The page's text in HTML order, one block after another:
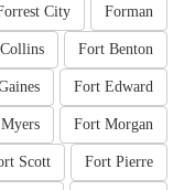
Forman
City
Fort Benton
Fort Edward
Fort Morgan
Fort Pierre
Scott